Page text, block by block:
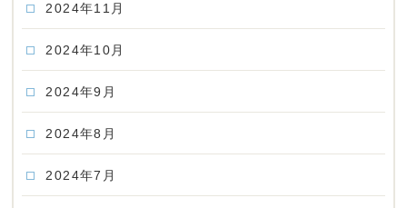
2024年11月
2024年10月
2024年9月
2024年8月
2024年7月